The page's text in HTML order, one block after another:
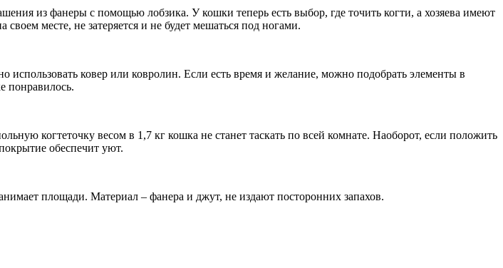
из фанеры с помощью лобзика. У кошки теперь есть выбор, где точить когти, а хозяева имеют
месте, не затеряется и не будет мешаться под ногами.
ковер или ковролин. Если есть время и желание, можно подобрать элементы в
понравилось.
когтеточку весом в 1,7 кг кошка не станет таскать по всей комнате. Наоборот, если положить
обеспечит уют.
площади. Материал – фанера и джут, не издают посторонних запахов.